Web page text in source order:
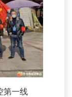
一线